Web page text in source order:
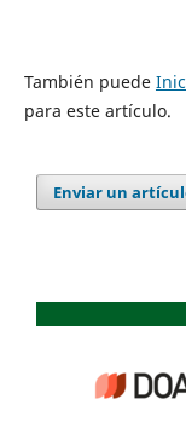
También puede
para este artículo.
Enviar un